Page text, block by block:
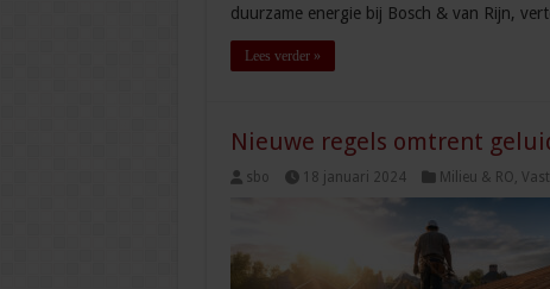
duurzame energie bij Bosch & van Rijn,
Lees verder »
Nieuwe regels omtrent
sbo 18 januari 2024 Milieu & RO,